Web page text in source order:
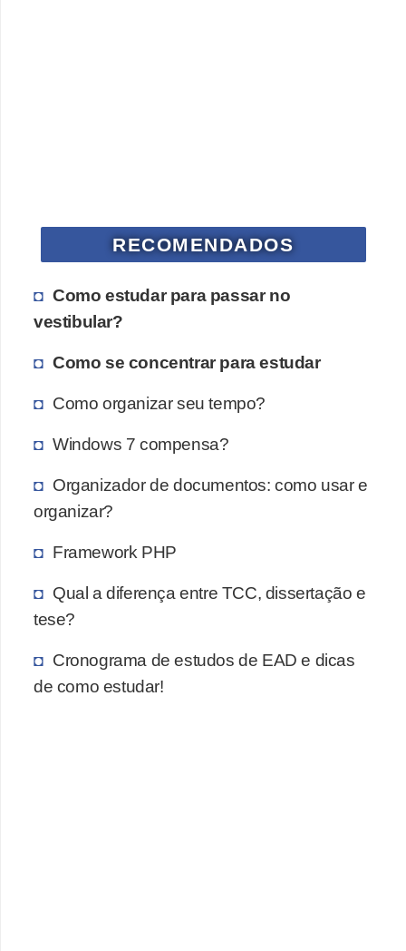
RECOMENDADOS
Como estudar para passar no
vestibular?
Como se concentrar para estudar
Como organizar seu tempo?
Windows 7 compensa?
Organizador de documentos: como usar e
organizar?
Framework PHP
Qual a diferença entre TCC, dissertação e
tese?
Cronograma de estudos de EAD e dicas
de como estudar!